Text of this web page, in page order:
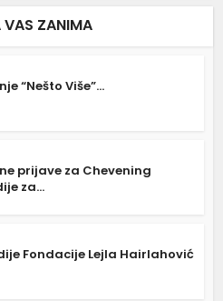
VAS ZANIMA
“Nešto Više”...
prijave za Chevening
za...
Fondacije Lejla Hairlahović